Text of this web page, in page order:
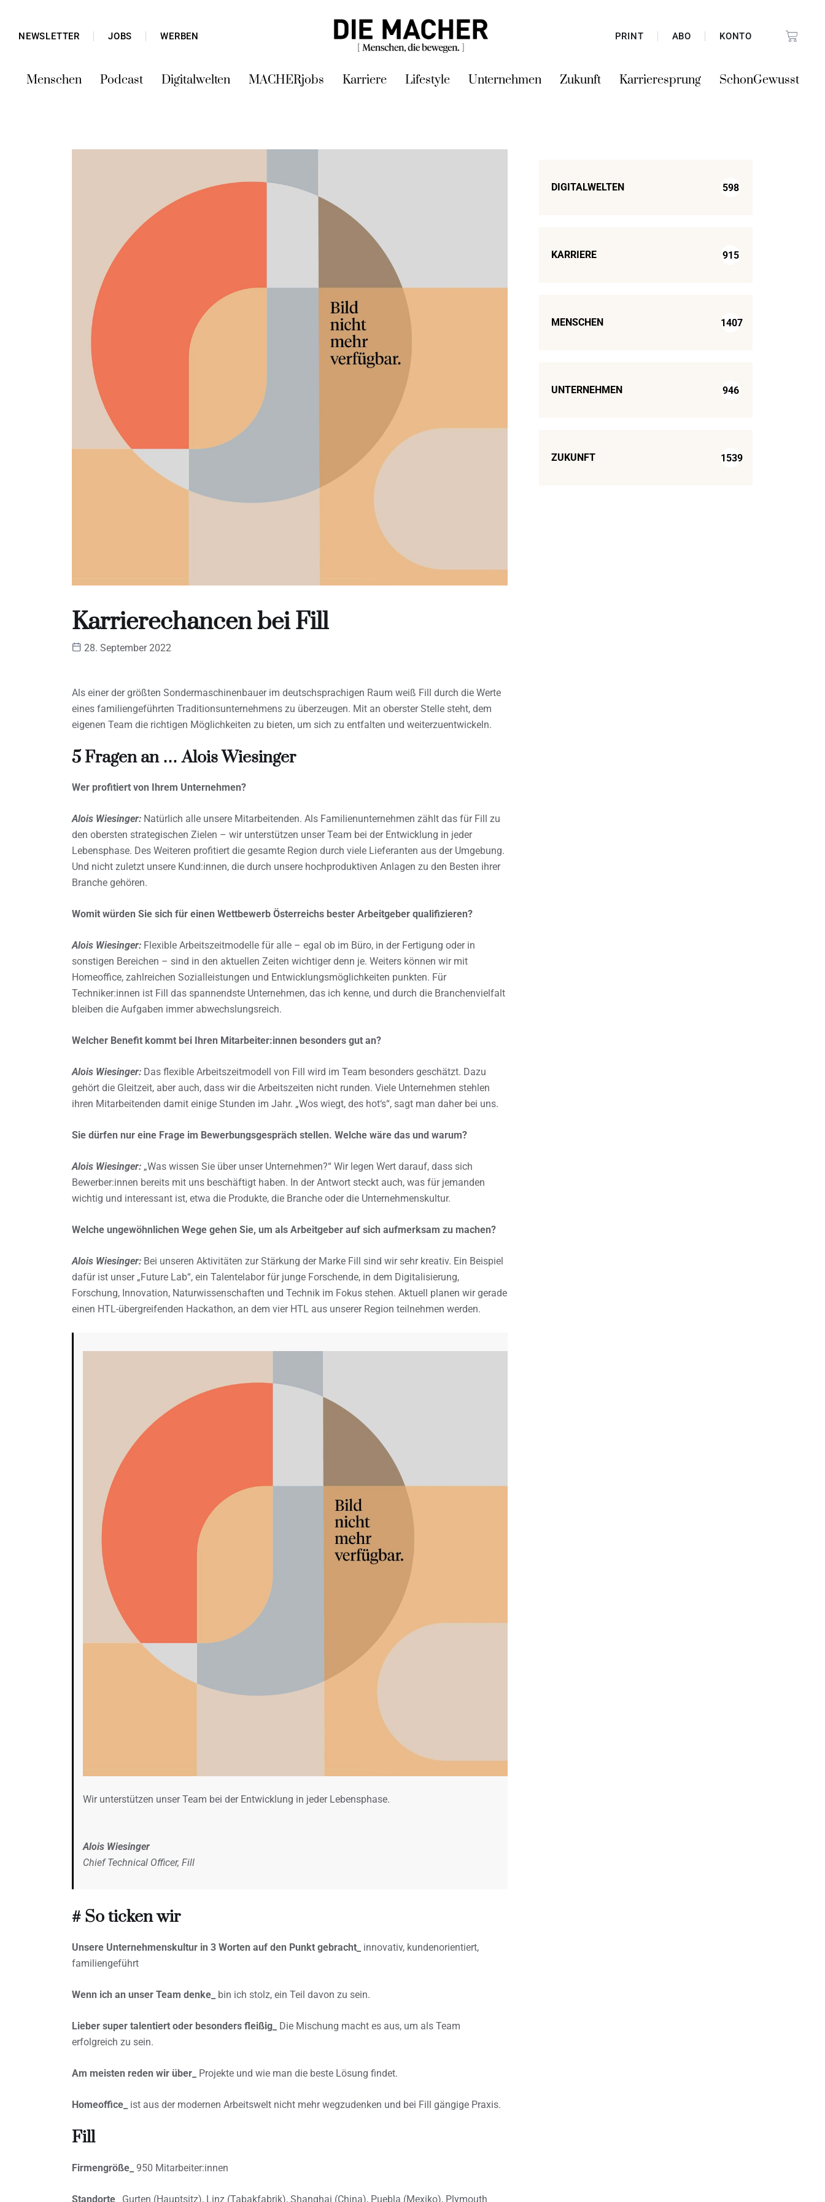
NEWSLETTER JOBS WERBEN PRINT ABO KONTO
Menschen Podcast Digitalwelten MACHERjobs Karriere Lifestyle Unternehmen Zukunft Karrieresprung SchonGewusst
Karrierechancen bei Fill
28. September 2022
Als einer der größten Sondermaschinenbauer im deutschsprachigen Raum weiß Fill durch die Werte
eines familiengeführten Traditionsunternehmens zu überzeugen. Mit an oberster Stelle steht, dem
eigenen Team die richtigen Möglichkeiten zu bieten, um sich zu entfalten und weiterzuentwickeln.
5 Fragen an … Alois Wiesinger
Wer profitiert von Ihrem Unternehmen?
Alois Wiesinger: Natürlich alle unsere Mitarbeitenden. Als Familienunternehmen zählt das für Fill zu
den obersten strategischen Zielen – wir unterstützen unser Team bei der Entwicklung in jeder
Lebensphase. Des Weiteren profitiert die gesamte Region durch viele Lieferanten aus der Umgebung.
Und nicht zuletzt unsere Kund:innen, die durch unsere hochproduktiven Anlagen zu den Besten ihrer
Branche gehören.
Womit würden Sie sich für einen Wettbewerb Österreichs bester Arbeitgeber qualifizieren?
Alois Wiesinger: Flexible Arbeitszeitmodelle für alle – egal ob im Büro, in der Fertigung oder in
sonstigen Bereichen – sind in den aktuellen Zeiten wichtiger denn je. Weiters können wir mit
Homeoffice, zahlreichen Sozialleistungen und Entwicklungsmöglichkeiten punkten. Für
Techniker:innen ist Fill das spannendste Unternehmen, das ich kenne, und durch die Branchenvielfalt
bleiben die Aufgaben immer abwechslungsreich.
Welcher Benefit kommt bei Ihren Mitarbeiter:innen besonders gut an?
Alois Wiesinger: Das flexible Arbeitszeitmodell von Fill wird im Team besonders geschätzt. Dazu
gehört die Gleitzeit, aber auch, dass wir die Arbeitszeiten nicht runden. Viele Unternehmen stehlen
ihren Mitarbeitenden damit einige Stunden im Jahr. „Wos wiegt, des hot‘s“, sagt man daher bei uns.
Sie dürfen nur eine Frage im Bewerbungsgespräch stellen. Welche wäre das und warum?
Alois Wiesinger: „Was wissen Sie über unser Unternehmen?“ Wir legen Wert darauf, dass sich
Bewerber:innen bereits mit uns beschäftigt haben. In der Antwort steckt auch, was für jemanden
wichtig und interessant ist, etwa die Produkte, die Branche oder die Unternehmenskultur.
Welche ungewöhnlichen Wege gehen Sie, um als Arbeitgeber auf sich aufmerksam zu machen?
Alois Wiesinger: Bei unseren Aktivitäten zur Stärkung der Marke Fill sind wir sehr kreativ. Ein Beispiel
dafür ist unser „Future Lab“, ein Talentelabor für junge Forschende, in dem Digitalisierung,
Forschung, Innovation, Naturwissenschaften und Technik im Fokus stehen. Aktuell planen wir gerade
einen HTL-übergreifenden Hackathon, an dem vier HTL aus unserer Region teilnehmen werden.
Wir unterstützen unser Team bei der Entwicklung in jeder Lebensphase.
Alois Wiesinger
Chief Technical Officer, Fill
# So ticken wir
Unsere Unternehmenskultur in 3 Worten auf den Punkt gebracht_
innovativ, kundenorientiert,
familiengeführt
Wenn ich an unser Team denke_ bin ich stolz, ein Teil davon zu sein.
Lieber super talentiert oder besonders fleißig_
Die Mischung macht es aus, um als Team
erfolgreich zu sein.
Am meisten reden wir über_ Projekte und wie man die beste Lösung findet.
Homeoffice_ ist aus der modernen Arbeitswelt nicht mehr wegzudenken und bei Fill gängige Praxis.
Fill
Firmengröße_ 950 Mitarbeiter:innen
Standorte_ Gurten (Hauptsitz), Linz (Tabakfabrik), Shanghai (China), Puebla (Mexiko), Plymouth
DIGITALWELTEN 598
KARRIERE 915
MENSCHEN 1407
UNTERNEHMEN 946
ZUKUNFT 1539